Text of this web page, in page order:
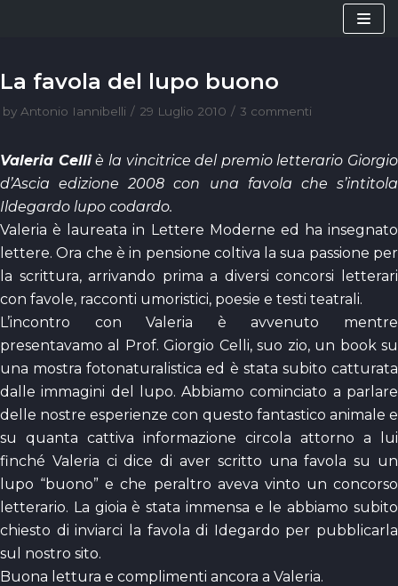
La favola del lupo buono
by Antonio Iannibelli 29 Luglio 2010 3 commenti
Valeria Celliè la vincitrice del premio letterario Giorgio
d’Ascia edizione 2008 con una favola che s’intitola
Ildegardo lupo codardo.
Valeria è laureata in Lettere Moderne ed ha insegnato
lettere. Ora che è in pensione coltiva la sua passione per
la scrittura, arrivando prima a diversi concorsi letterari
con favole, racconti umoristici, poesie e testi teatrali.
L’incontro con Valeria è avvenuto mentre
presentavamo al Prof. Giorgio Celli, suo zio, un book su
una mostra fotonaturalistica ed è stata subito catturata
dalle immagini del lupo. Abbiamo cominciato a parlare
delle nostre esperienze con questo fantastico animale e
su quanta cattiva informazione circola attorno a lui
finché Valeria ci dice di aver scritto una favola su un
lupo “buono” e che peraltro aveva vinto un concorso
letterario. La gioia è stata immensa e le abbiamo subito
chiesto di inviarci la favola di Idegardo per pubblicarla
sul nostro sito.
Buona lettura e complimenti ancora a Valeria.